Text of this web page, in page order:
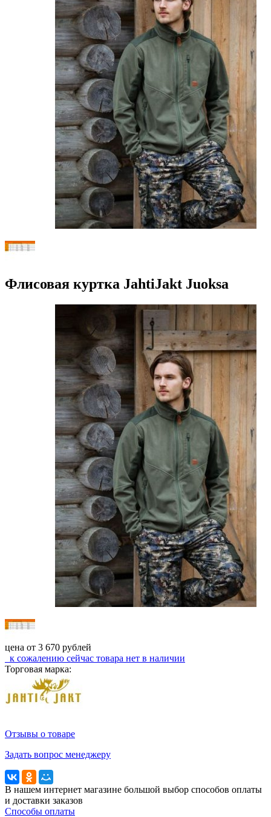
Флисовая куртка JahtiJakt Juoksa
цена от 3 670 рублей
к сожалению сейчас товара нет в наличии
Торговая марка:
Отзывы о товаре
Задать вопрос менеджеру
В нашем интернет магазине большой выбор способов оплаты
и доставки заказов
Способы оплаты